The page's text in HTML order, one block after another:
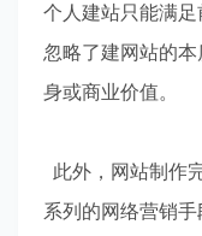
个人建站只能满
忽略了建网站的
身或商业价值。
此外，网站制作
系列的网络营销